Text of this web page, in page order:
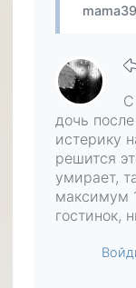
mama39
С
дочь
истерику
решится
умирает,
максимум
гостинок,